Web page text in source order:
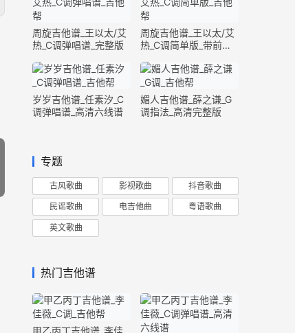
周旋吉他谱_王以太/艾
热_C调弹唱谱_完整版
周旋吉他谱_王以太/艾
热_C调简单版_带前奏
岁岁吉他谱_任素汐_C
调弹唱谱_高清六线谱
媚人吉他谱_薛之谦_G
调指法_高清完整版
专题
古风歌曲 影视歌曲 抖音歌曲
民谣歌曲 电吉他曲 粤语歌曲
英文歌曲
热门吉他谱
甲乙丙丁吉他谱_李佳